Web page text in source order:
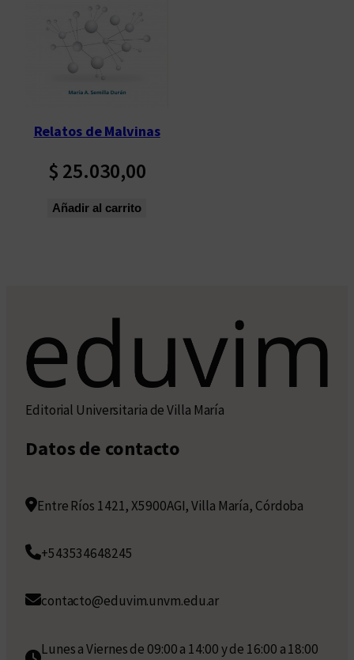
Relatos de Malvinas
$ 25.030,00
Añadir al carrito
Editorial Universitaria de Villa María
Datos de contacto
Entre Ríos 1421, X5900AGI, Villa María, Córdoba
+543534648245
contacto@eduvim.unvm.edu.ar
Lunes a Viernes de 09:00 a 14:00 y de 16:00 a 18:00